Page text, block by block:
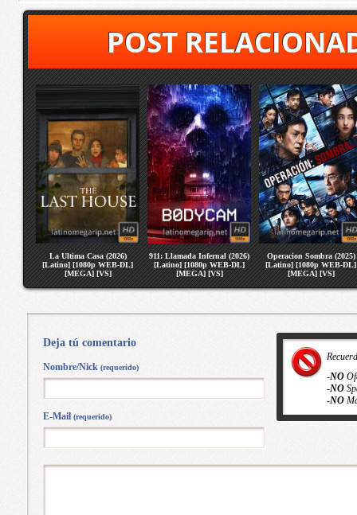
POST
La Ultima Casa (2026)
[Latino] [1080p WEB-DL]
[MEGA] [VS]
911: Llamada Infernal (2026)
[Latino] [1080p WEB-DL]
[MEGA] [VS]
Operacion Sombra (2025)
[Latino] [1080p WEB-DL]
[MEGA] [VS]
-NO
-NO
-NO
Deja tú comentario
Nombre/Nick (requerido)
E-Mail (requerido)